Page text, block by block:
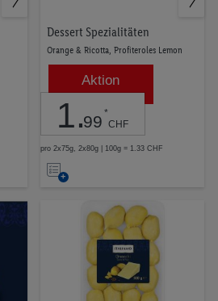
Dessert Spezialitäten
Orange & Ricotta, Profiteroles Lemon
Aktion
1.99 *
CHF
pro 2x75g, 2x80g | 100g = 1.33 CHF
Auf
Merkliste